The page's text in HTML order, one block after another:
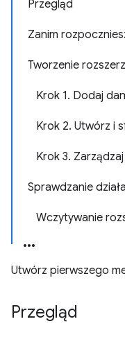
Przegląd
Zanim
Tworzenie
Krok 1. Dodaj
Krok 2. Utwórz i
Krok 3.
Sprawdzanie
Wczytywanie
Utwórz pierwszego
Przegląd